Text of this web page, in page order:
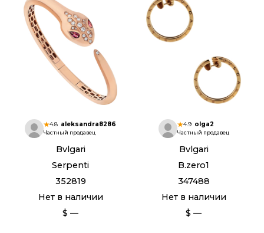
4.8 aleksandra8286
Частный продавец
Bvlgari
Serpenti
352819
Нет в наличии
$ —
4.9 olga2
Частный продавец
Bvlgari
B.zero1
347488
Нет в наличии
$ —